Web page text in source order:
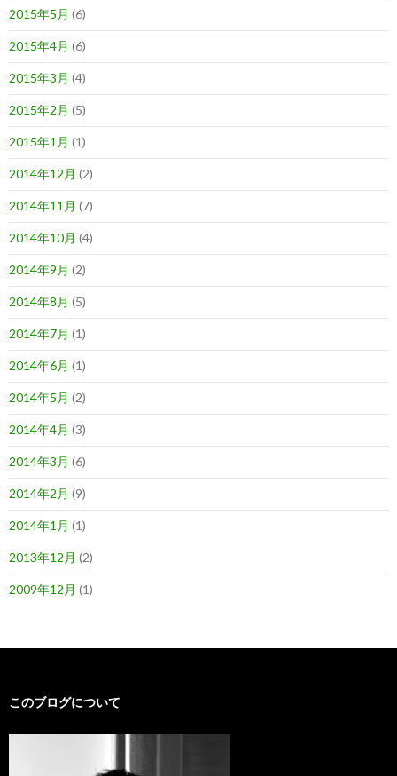
2015年5月 (6)
2015年4月 (6)
2015年3月 (4)
2015年2月 (5)
2015年1月 (1)
2014年12月 (2)
2014年11月 (7)
2014年10月 (4)
2014年9月 (2)
2014年8月 (5)
2014年7月 (1)
2014年6月 (1)
2014年5月 (2)
2014年4月 (3)
2014年3月 (6)
2014年2月 (9)
2014年1月 (1)
2013年12月 (2)
2009年12月 (1)
このブログについて